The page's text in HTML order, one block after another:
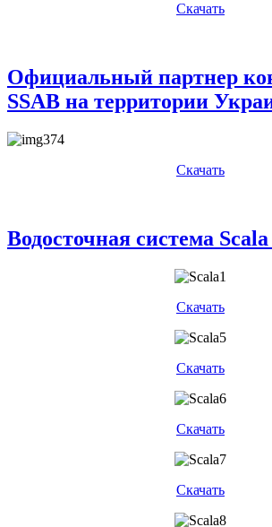
Скачать
Официальный партнер
SSAB на территории
Скачать
Водосточная система
Скачать
Скачать
Скачать
Скачать